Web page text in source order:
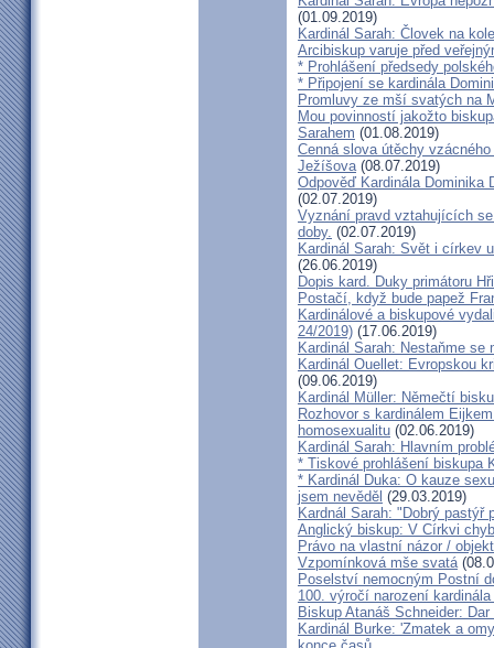
(01.09.2019)
Kardinál Sarah: Človek na
Arcibiskup varuje před
* Prohlášení předsedy
* Připojení se kardinála
Promluvy ze mší svatých na
Mou povinností jakožto
Sarahem (01.08.2019)
Cenná slova útěchy
Ježíšova(08.07.2019)
Odpověď Kardinála Dominika
(02.07.2019)
Vyznání pravd vztahujících
doby. (02.07.2019)
Kardinál Sarah: Svět i církev
(26.06.2019)
Dopis kard. Duky primátoru
Postačí, když bude papež
Kardinálové a biskupové
24/2019) (17.06.2019)
Kardinál Sarah: Nestaňme
Kardinál Ouellet: Evropskou
(09.06.2019)
Kardinál Müller: Němečtí
Rozhovor s kardinálem
homosexualitu (02.06.2019)
Kardinál Sarah: Hlavním
* Tiskové prohlášení biskupa
* Kardinál Duka: O kauze
jsem nevěděl (29.03.2019)
Kardnál Sarah: "Dobrý
Anglický biskup: V Církvi
Právo na vlastní názor /
Vzpomínková mše svatá
Poselství nemocným Postní
100. výročí narození
Biskup Atanáš Schneider:
Kardinál Burke: 'Zmatek a